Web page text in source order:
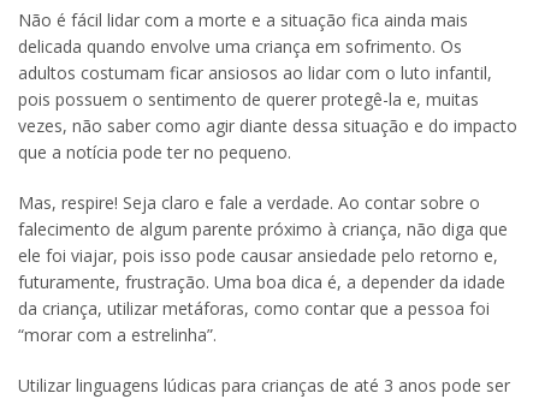
Não é fácil lidar com a morte e a situação fica ainda mais
delicada quando envolve uma criança em sofrimento. Os
adultos costumam ficar ansiosos ao lidar com o luto infantil,
pois possuem o sentimento de querer protegê-la e, muitas
vezes, não saber como agir diante dessa situação e do impacto
que a notícia pode ter no pequeno.
Mas, respire! Seja claro e fale a verdade. Ao contar sobre o
falecimento de algum parente próximo à criança, não diga que
ele foi viajar, pois isso pode causar ansiedade pelo retorno e,
futuramente, frustração. Uma boa dica é, a depender da idade
da criança, utilizar metáforas, como contar que a pessoa foi
“morar com a estrelinha”.
Utilizar linguagens lúdicas para crianças de até 3 anos pode ser